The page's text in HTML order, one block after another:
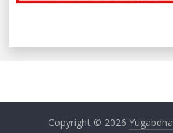
Copyright © 2026Yugabdha